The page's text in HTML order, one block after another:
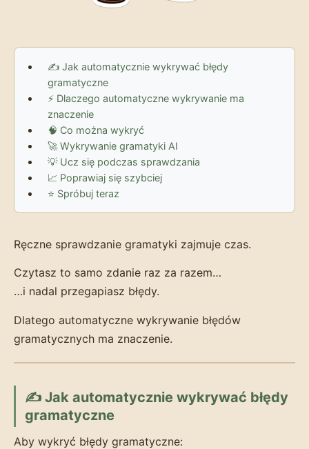
✍️ Jak automatycznie wykrywać błędy
gramatyczne
⚡ Dlaczego automatyczne wykrywanie ma
znaczenie
🧠 Co można wykryć
🚀 Wykrywanie gramatyki AI
💡 Ucz się podczas sprawdzania
📈 Poprawiaj się szybciej
⭐ Spróbuj teraz
Ręczne sprawdzanie gramatyki zajmuje czas.
Czytasz to samo zdanie raz za razem…
…i nadal przegapiasz błędy.
Dlatego automatyczne wykrywanie błędów
gramatycznych ma znaczenie.
✍️ Jak automatycznie wykrywać błędy
gramatyczne
Aby wykryć błędy gramatyczne: